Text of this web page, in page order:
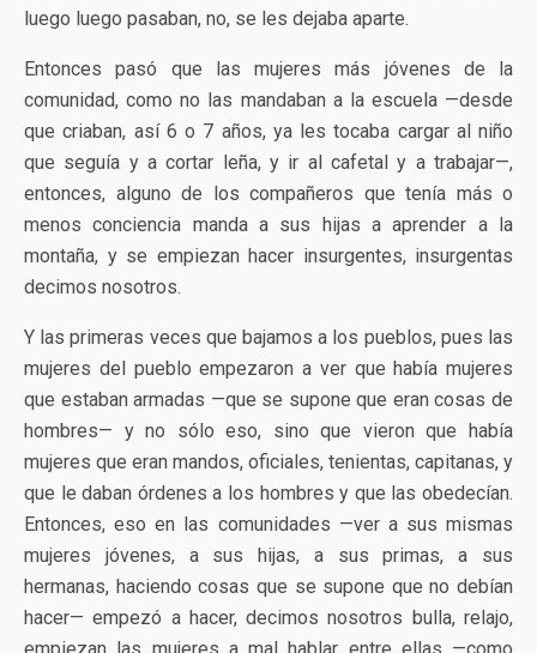
luego luego pasaban, no, se les dejaba aparte.
Entonces pasó que las mujeres más jóvenes de la
comunidad, como no las mandaban a la escuela —desde
que criaban, así 6 o 7 años, ya les tocaba cargar al niño
que seguía y a cortar leña, y ir al cafetal y a trabajar—,
entonces, alguno de los compañeros que tenía más o
menos conciencia manda a sus hijas a aprender a la
montaña, y se empiezan hacer insurgentes, insurgentas
decimos nosotros.
Y las primeras veces que bajamos a los pueblos, pues las
mujeres del pueblo empezaron a ver que había mujeres
que estaban armadas —que se supone que eran cosas de
hombres— y no sólo eso, sino que vieron que había
mujeres que eran mandos, oficiales, tenientas, capitanas, y
que le daban órdenes a los hombres y que las obedecían.
Entonces, eso en las comunidades —ver a sus mismas
mujeres jóvenes, a sus hijas, a sus primas, a sus
hermanas, haciendo cosas que se supone que no debían
hacer— empezó a hacer, decimos nosotros bulla, relajo,